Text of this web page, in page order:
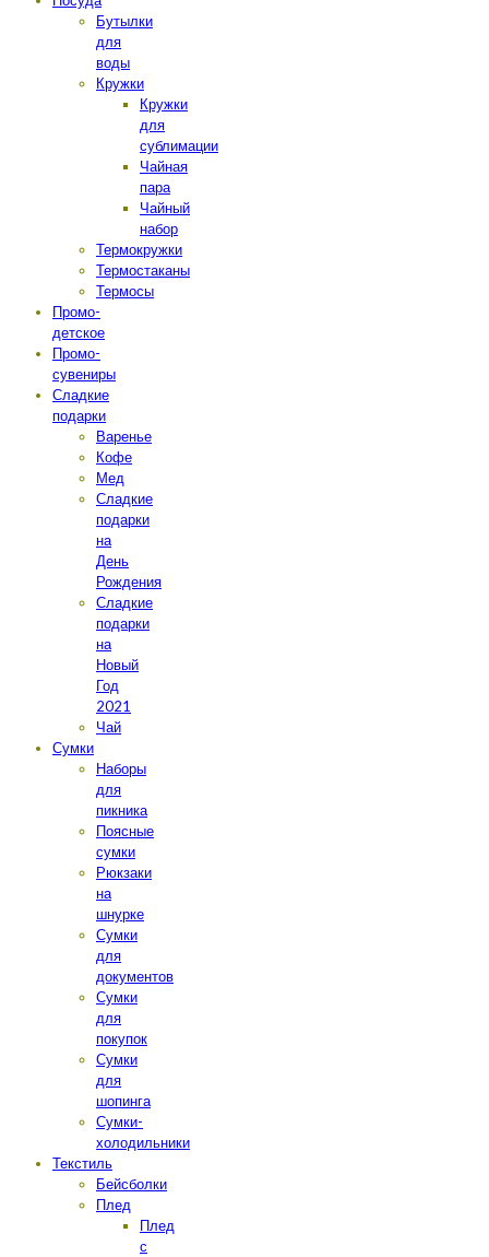
Бутылки
для
воды
Кружки
Кружки
для
сублимации
Чайная
пара
Чайный
набор
Термокружки
Термостаканы
Термосы
Промо-
детское
Промо-
сувениры
Сладкие
подарки
Варенье
Кофе
Мед
Сладкие
подарки
на
День
Рождения
Сладкие
подарки
на
Новый
Год
2021
Чай
Сумки
Наборы
для
пикника
Поясные
сумки
Рюкзаки
на
шнурке
Сумки
для
документов
Сумки
для
покупок
Сумки
для
шопинга
Сумки-
холодильники
Текстиль
Бейсболки
Плед
Плед
с